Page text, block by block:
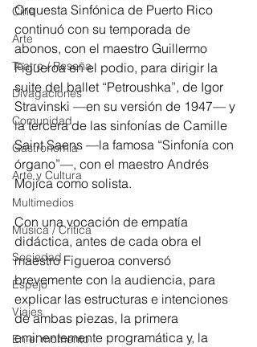
Cine
Arte
Teatro / Reseña
Divagaciones
Comunidad
Gastronomía
Arte y Cultura
Multimedios
Música / Crítica
Sociedad
Espejo
Viajes
En el momento
Orquesta Sinfónica de Puerto Rico
continuó con su temporada de
abonos, con el maestro Guillermo
Figueroa en el podio, para dirigir la
suite del ballet “Petroushka”, de Igor
Stravinski —en su versión de 1947— y
la tercera de las sinfonías de Camille
Saint Saens —la famosa “Sinfonía con
órgano”—, con el maestro Andrés
Mojica como solista.
Con una vocación de empatía
didáctica, antes de cada obra el
maestro Figueroa conversó
brevemente con la audiencia, para
explicar las estructuras e intenciones
de ambas piezas, la primera
eminentemente programática y, la